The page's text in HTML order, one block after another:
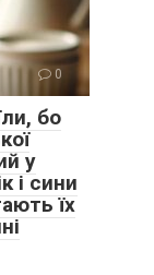
0
бо
у
і сини
їх